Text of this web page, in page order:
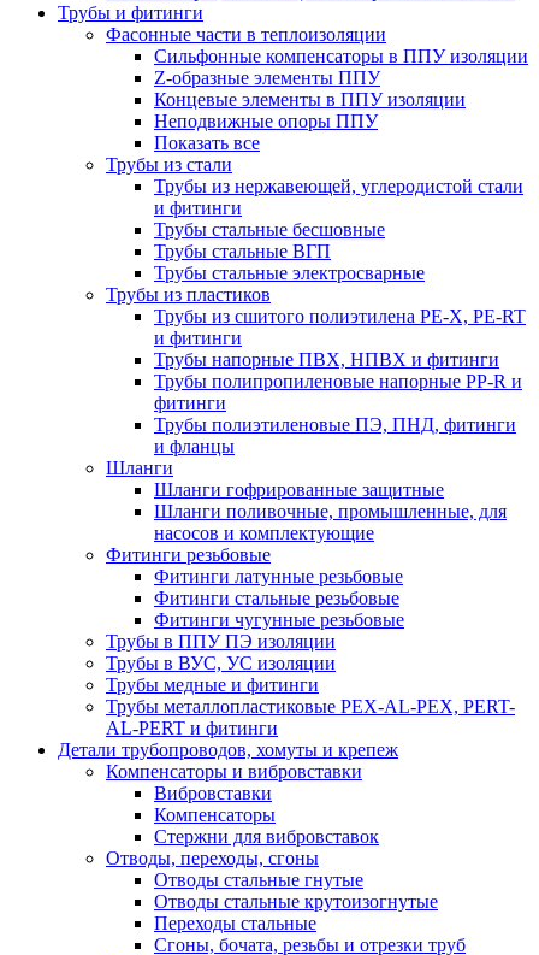
Трубы и фитинги
Фасонные части в теплоизоляции
Cильфонные компенсаторы в ППУ изоляции
Z-образные элементы ППУ
Концевые элементы в ППУ изоляции
Неподвижные опоры ППУ
Показать все
Трубы из стали
Трубы из нержавеющей, углеродистой стали
и фитинги
Трубы стальные бесшовные
Трубы стальные ВГП
Трубы стальные электросварные
Трубы из пластиков
Трубы из сшитого полиэтилена PE-X, PE-RT
и фитинги
Трубы напорные ПВХ, НПВХ и фитинги
Трубы полипропиленовые напорные PP-R и
фитинги
Трубы полиэтиленовые ПЭ, ПНД, фитинги
и фланцы
Шланги
Шланги гофрированные защитные
Шланги поливочные, промышленные, для
насосов и комплектующие
Фитинги резьбовые
Фитинги латунные резьбовые
Фитинги стальные резьбовые
Фитинги чугунные резьбовые
Трубы в ППУ ПЭ изоляции
Трубы в ВУС, УС изоляции
Трубы медные и фитинги
Трубы металлопластиковые PEX-AL-PEX, PERT-
AL-PERT и фитинги
Детали трубопроводов, хомуты и крепеж
Компенсаторы и вибровставки
Вибровставки
Компенсаторы
Стержни для вибровставок
Отводы, переходы, сгоны
Отводы стальные гнутые
Отводы стальные крутоизогнутые
Переходы стальные
Сгоны, бочата, резьбы и отрезки труб